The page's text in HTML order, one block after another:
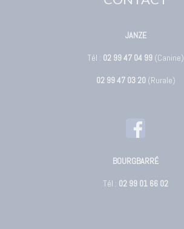
JANZE
Tél : 02 99 47 04 99 (Canine)
02 99 47 03 20(Rurale)
BOURGBARRÉ
Tél : 02 99 01 66 02